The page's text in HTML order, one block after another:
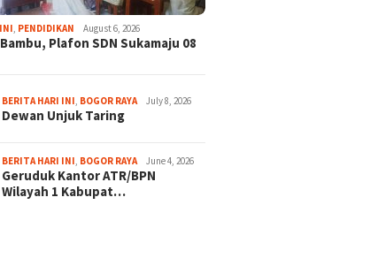
PENDIDIKAN August 6, 2026
Plafon SDN Sukamaju 08
BERITA HARI INI BOGOR RAYA July 8, 2026
Dewan Unjuk Taring
BERITA HARI INI BOGOR RAYA June 4, 2026
Geruduk Kantor ATR/BPN
Wilayah 1 Kabupat…